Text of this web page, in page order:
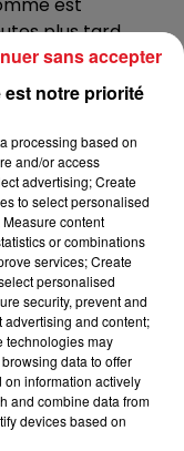
plus tard.
au parquet
volontaires
ont porté
est notre priorité
processing based on
and/or access
advertising; Create
to select personalised
content
or combinations
services; Create
personalised
security, prevent and
advertising and content;
technologies may
data to offer
information actively
and combine data from
devices based on
sans accepter